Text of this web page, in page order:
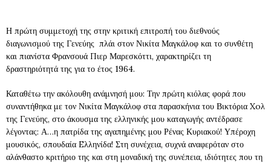
Η πρώτη συμμετοχή της στην κριτική επιτροπή του διεθνούς
διαγωνισμού της Γενεύης πλάι στον Νικίτα Μαγκάλοφ και το συνθέτη
και πιανίστα Φρανσουά Πιερ Μαρεσκόττι, χαρακτηρίζει τη
δραστηριότητά της για το έτος 1964.
Καταθέτω την ακόλουθη ανάμνησή μου: Την πρώτη κιόλας φορά που
συναντήθηκα με τον Νικίτα Μαγκάλοφ στα παρασκήνια του Βικτόρια Xoλ
της Γενεύης, στο άκουσμα της ελληνικής μου καταγωγής αντέδρασε
λέγοντας: Α…η πατρίδα της αγαπημένης μου Ρένας Κυριακού! Υπέροχη
μουσικός, σπουδαία Eλληνίδα! Στη συνέχεια, συχνά αναφερόταν στο
αλάνθαστο κριτήριο της και στη μοναδική της συνέπεια, ιδιότητες που τη